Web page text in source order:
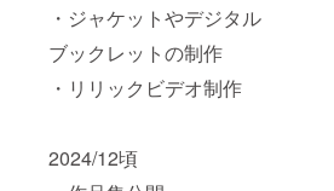
・ジャケットやデジタル
ブックレットの制作
・リリックビデオ制作
2024/12頃